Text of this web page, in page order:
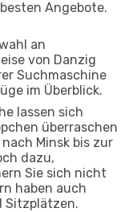
Angebote.
an
von Danzig
Suchmaschine
im Überblick.
lassen sich
überraschen
Minsk bis zur
dazu,
Sie sich nicht
haben auch
Sitzplätzen.